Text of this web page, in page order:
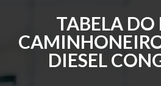
TABELA DO
DIESEL